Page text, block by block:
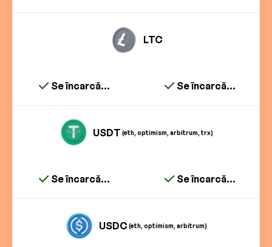
LTC
Se încarcă... Se încarcă...
USDT (eth, optimism, arbitrum, trx)
Se încarcă... Se încarcă...
USDC(eth, optimism, arbitrum)